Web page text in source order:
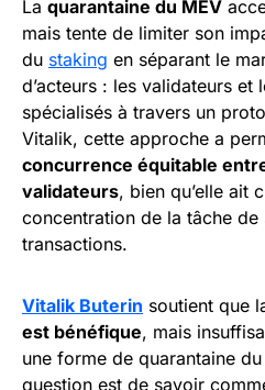
La quarantaine du MEV
mais tente de limiter son
du staking en séparant le
d’acteurs : les validateurs et
spécialisés à travers un
Vitalik, cette approche a
concurrence équitable
validateurs, bien qu’elle ait
concentration de la tâche de
transactions.
Vitalik Buterin soutient que
est bénéfique, mais
une forme de quarantaine
question est de savoir